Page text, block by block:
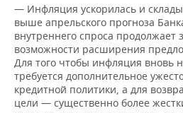
ФИГУРНОЕ КАТАНИЕ
ВОДНЫЕ ВИДЫ СПОРТА
ХОККЕЙ С МЯЧОМ
МЕДИЦИНА
ОБРАЗОВАНИЕ
ПРОИСШЕСТВИЯ
— Инфляция ускорилась и
выше апрельского прогноза
внутреннего спроса продолжает
возможности расширения
Для того чтобы инфляция вновь
требуется дополнительное
кредитной политики, а для
цели — существенно более